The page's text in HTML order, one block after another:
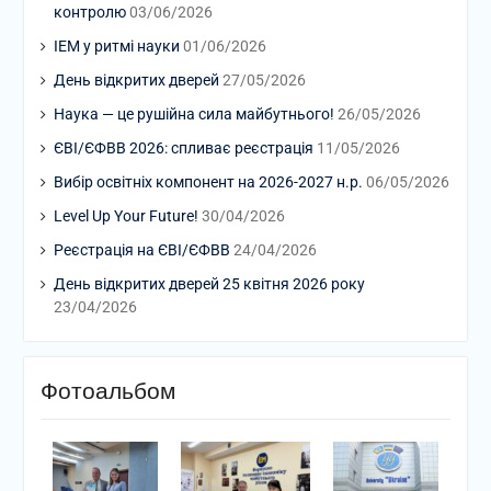
контролю 03/06/2026
ІЕМ у ритмі науки 01/06/2026
День відкритих дверей 27/05/2026
Наука — це рушійна сила майбутнього! 26/05/2026
ЄВІ/ЄФВВ 2026: спливає реєстрація 11/05/2026
Вибір освітніх компонент на 2026-2027 н.р. 06/05/2026
Level Up Your Future! 30/04/2026
Реєстрація на ЄВІ/ЄФВВ 24/04/2026
День відкритих дверей 25 квітня 2026 року
23/04/2026
Фотоальбом